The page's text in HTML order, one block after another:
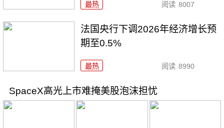
最热 阅读 8007
法国央行下调2026年经济增长预
期至0.5%
最热 阅读 8990
SpaceX高光上市难掩美股泡沫担忧